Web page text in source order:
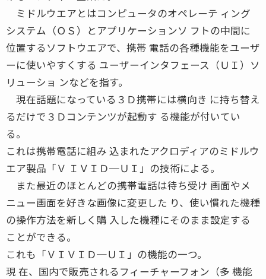
ミドルウエアとはコンピュータのオペレーテ ィング
システム（ＯＳ）とアプリケーションソ フトの中間に
位置するソフトウエアで、携帯 電話の各種機能をユーザ
ーに使いやすくする ユーザーインタフェース（ＵＩ）ソ
リューショ ンなどを指す。
現在話題になっている３Ｄ携帯には横向き に持ち替え
るだけで３Ｄコンテンツが起動す る機能が付いてい
る。
これは携帯電話に組み 込まれたアクロディアのミドルウ
エア製品「Ｖ ＩＶＩＤ─ＵＩ」の技術による。
また最近のほとんどの携帯電話は待ち受け 画面やメ
ニュー画面を好きな画像に変更した り、使い慣れた機種
の操作方法を新しく購 入した機種にそのまま設定する
ことができる。
これも「ＶＩＶＩＤ─ＵＩ」の機能の一つ。
現 在、国内で販売されるフィーチャーフォン（多 機能